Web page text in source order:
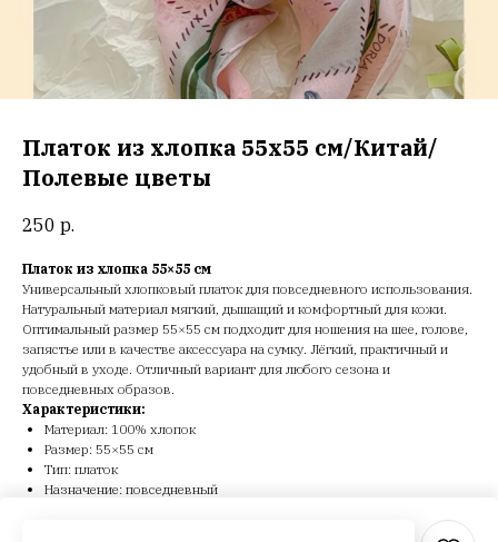
Платок из хлопка 55х55 см/Китай/
Полевые цветы
250 р.
Платок из хлопка 55×55 см
Универсальный хлопковый платок для повседневного использования.
Натуральный материал мягкий, дышащий и комфортный для кожи.
Оптимальный размер 55×55 см подходит для ношения на шее, голове,
запястье или в качестве аксессуара на сумку. Лёгкий, практичный и
удобный в уходе. Отличный вариант для любого сезона и
повседневных образов.
Характеристики:
Материал: 100% хлопок
Размер: 55×55 см
Тип: платок
Назначение: повседневный